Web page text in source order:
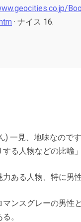
· ナイス 16.
) 一見、地味なので
る人物などの比喩」
ある人物、特に男
マンスグレーの男性
。